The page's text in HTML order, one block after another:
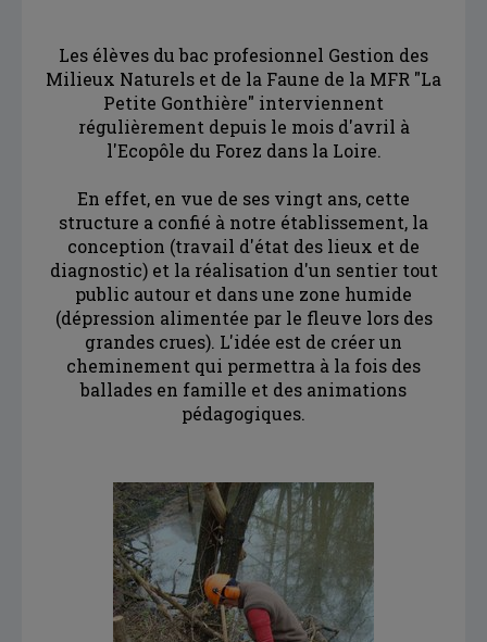
Les élèves du bac profesionnel Gestion des
Milieux Naturels et de la Faune de la MFR "La
Petite Gonthière" interviennent
régulièrement depuis le mois d'avril à
l'Ecopôle du Forez dans la Loire.
En effet, en vue de ses vingt ans, cette
structure a confié à notre établissement, la
conception (travail d'état des lieux et de
diagnostic) et la réalisation d'un sentier tout
public autour et dans une zone humide
(dépression alimentée par le fleuve lors des
grandes crues). L'idée est de créer un
cheminement qui permettra à la fois des
ballades en famille et des animations
pédagogiques.